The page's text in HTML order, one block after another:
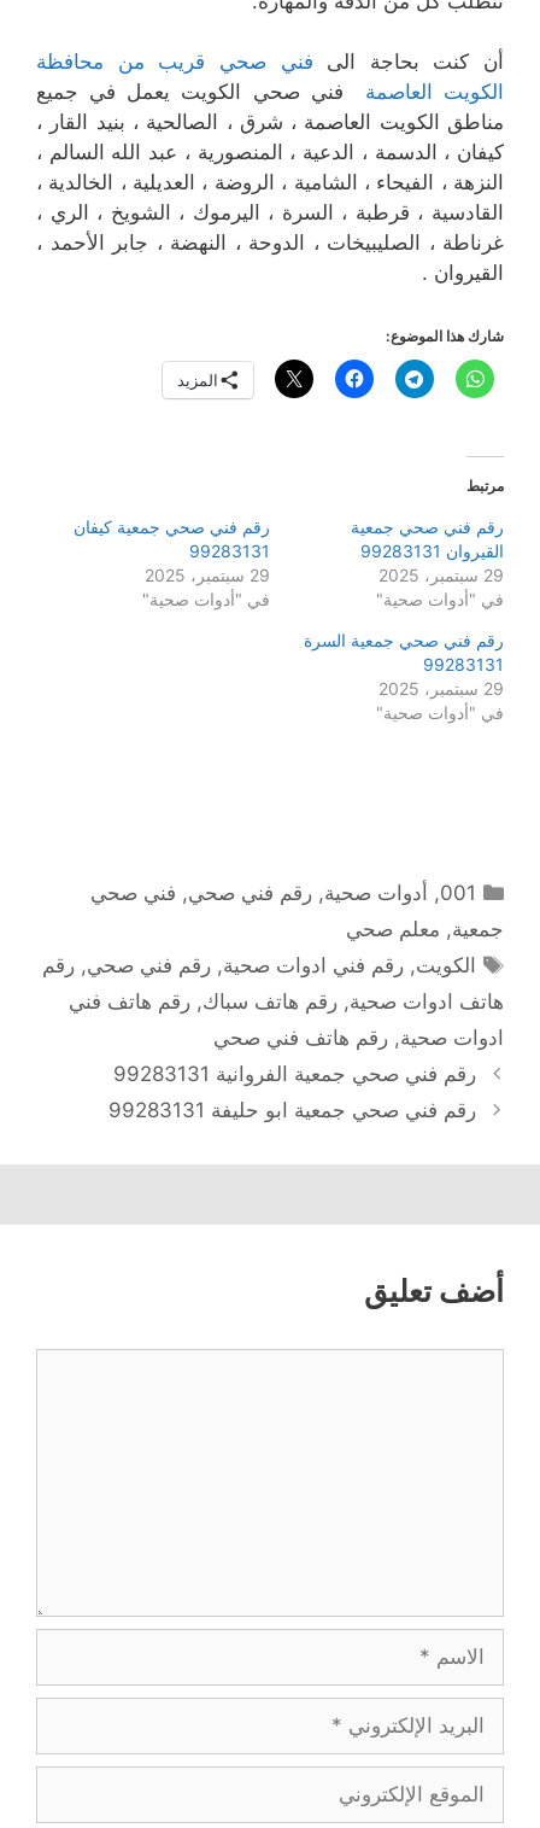
أن كنت بحاجة الى فني صحي قريب من محافظة
الكويت العاصمة فني صحي الكويت يعمل في جميع
مناطق الكويت العاصمة ، شرق ، الصالحية ، بنيد القار ،
كيفان ، الدسمة ، الدعية ، المنصورية ، عبد الله السالم ،
النزهة ، الفيحاء ، الشامية ، الروضة ، العديلية ، الخالدية ،
القادسية ، قرطبة ، السرة ، اليرموك ، الشويخ ، الري ،
غرناطة ، الصليبيخات ، الدوحة ، النهضة ، جابر الأحمد ،
القيروان .
شارك هذا الموضوع:
المزيد
مرتبط
رقم فني صحي جمعية
القيروان 99283131
29 سبتمبر، 2025
في "أدوات صحية"
رقم فني صحي جمعية كيفان
99283131
29 سبتمبر، 2025
في "أدوات صحية"
رقم فني صحي جمعية السرة
99283131
29 سبتمبر، 2025
في "أدوات صحية"
التصنيفات
001
, أدوات صحية,رقم فني صحي, فني صحي
جمعية, معلم صحي
الوسوم
الكويت,رقم فني ادوات صحية,رقم فني صحي,رقم
هاتف ادوات صحية, رقم هاتف سباك, رقم هاتف فني
ادوات صحية, رقم هاتف فني صحي
رقم فني صحي جمعية الفروانية 99283131
رقم فني صحي جمعية ابو حليفة 99283131
أضف تعليق
الاسم
البريد
الإلكتروني
الموقع
الإلكتروني